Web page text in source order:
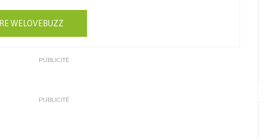
WELOVEBUZZ
PUBLICITÉ
PUBLICITÉ